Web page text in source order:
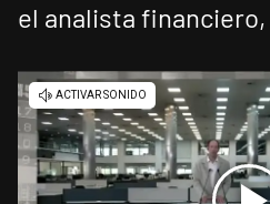
el analista financiero,